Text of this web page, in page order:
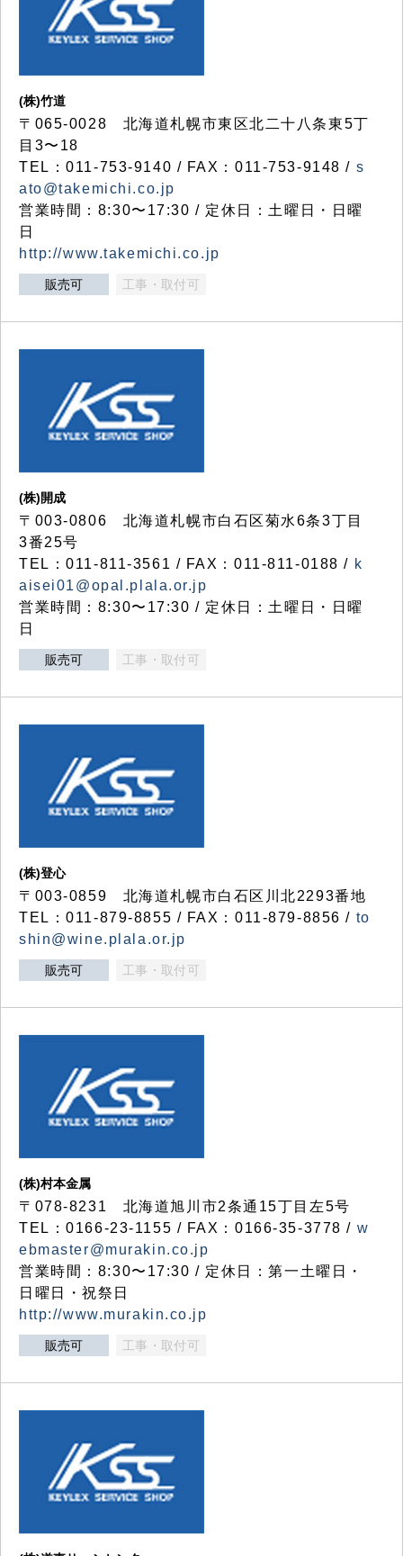
(株)竹道
〒065-0028 北海道札幌市東区北二十八条東5丁
目3〜18
TEL：011-753-9140 / FAX：011-753-9148 / s
ato@takemichi.co.jp
営業時間：8:30〜17:30 / 定休日：土曜日・日曜
日
http://www.takemichi.co.jp
販売可 工事・取付可
(株)開成
〒003-0806 北海道札幌市白石区菊水6条3丁目
3番25号
TEL：011-811-3561 / FAX：011-811-0188 / k
aisei01@opal.plala.or.jp
営業時間：8:30〜17:30 / 定休日：土曜日・日曜
日
販売可 工事・取付可
(株)登心
〒003-0859 北海道札幌市白石区川北2293番地
TEL：011-879-8855 / FAX：011-879-8856 / to
shin@wine.plala.or.jp
販売可 工事・取付可
(株)村本金属
〒078-8231 北海道旭川市2条通15丁目左5号
TEL：0166-23-1155 / FAX：0166-35-3778 / w
ebmaster@murakin.co.jp
営業時間：8:30〜17:30 / 定休日：第一土曜日・
日曜日・祝祭日
http://www.murakin.co.jp
販売可 工事・取付可